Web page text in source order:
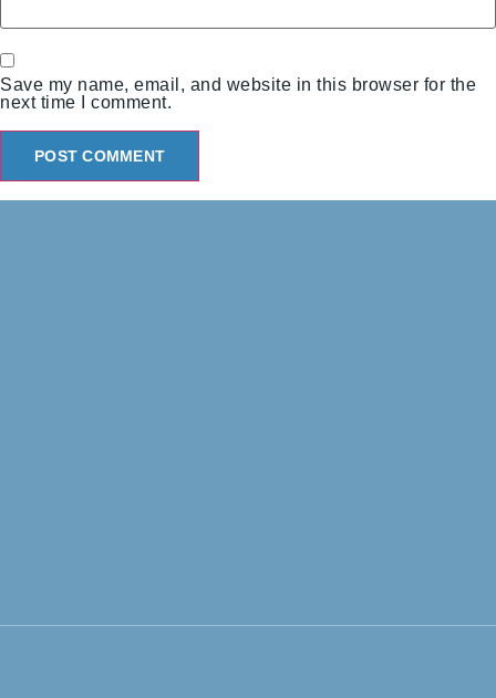
Save my name, email, and website in this browser for the
next time I comment.